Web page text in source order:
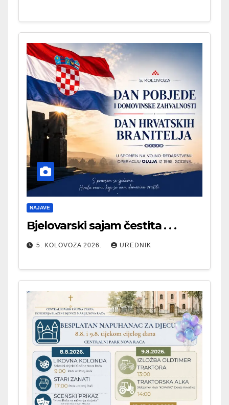
NAJAVE
Bjelovarski sajam čestita . . .
5. KOLOVOZA 2026. UREDNIK